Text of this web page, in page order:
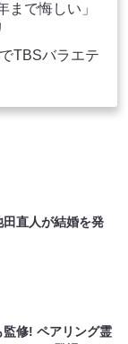
まで悔しい」
TBSバラエテ
田直人が結婚を発
修! ペアリング霊